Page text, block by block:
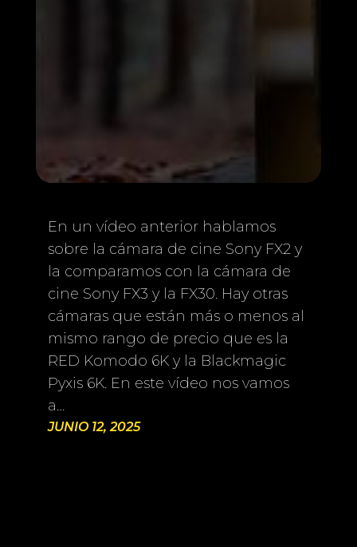
En un vídeo anterior hablamos
sobre la cámara de cine Sony FX2 y
la comparamos con la cámara de
cine Sony FX3 y la FX30. Hay otras
cámaras que están más o menos al
mismo rango de precio que es la
RED Komodo 6K y la Blackmagic
Pyxis 6K. En este vídeo nos vamos
a…
JUNIO 12, 2025